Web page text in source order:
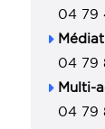
04 79
04 79
Multi-
04 79